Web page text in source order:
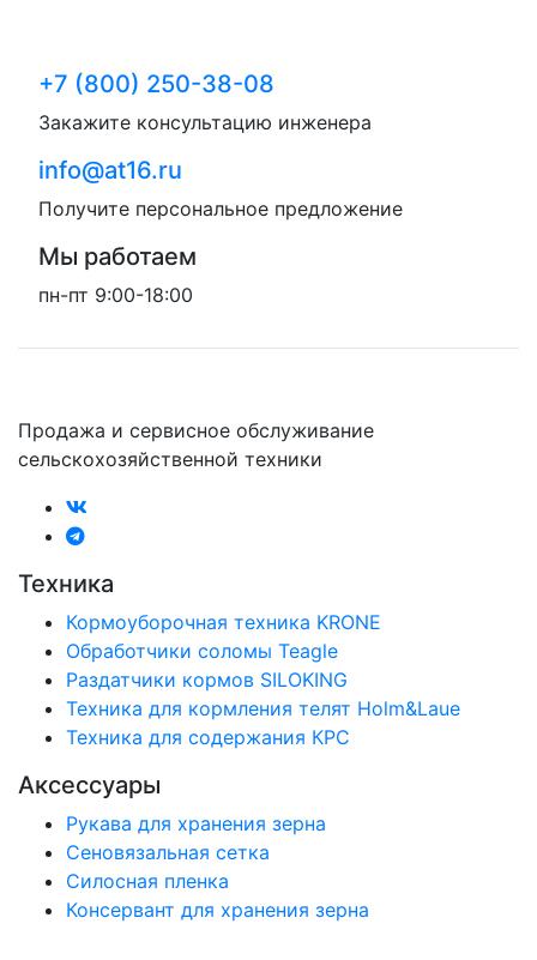
+7 (800) 250-38-08
Закажите консультацию инженера
info@at16.ru
Получите персональное предложение
Мы работаем
пн-пт 9:00-18:00
Продажа и сервисное обслуживание
сельскохозяйственной техники
Техника
Кормоуборочная техника KRONE
Обработчики соломы Teagle
Раздатчики кормов SILOKING
Техника для кормления телят Holm&Laue
Техника для содержания КРС
Аксессуары
Рукава для хранения зерна
Сеновязальная сетка
Силосная пленка
Консервант для хранения зерна